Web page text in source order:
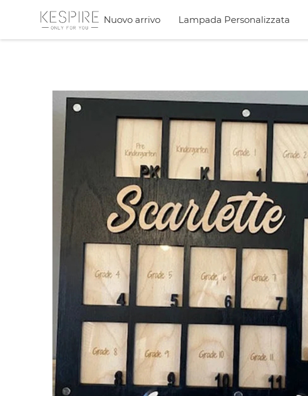
Nuovo arrivo Lampada Personalizzata